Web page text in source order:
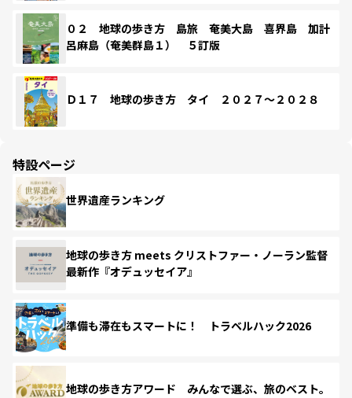
０２ 地球の歩き方 島旅 奄美大島 喜界島 加計
呂麻島（奄美群島１） ５訂版
Ｄ１７ 地球の歩き方 タイ ２０２７～２０２８
特設ページ
世界遺産ランキング
地球の歩き方 meets クリストファー・ノーラン監督
最新作『オデュッセイア』
準備も滞在もスマートに！ トラベルハック2026
地球の歩き方アワード みんなで選ぶ、旅のベスト。